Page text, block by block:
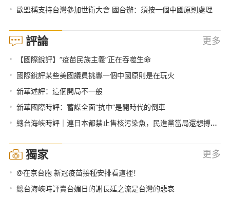
• 歐盟稱支持台灣參加世衛大會 國台辦：須按一個中國原則處理
評論 更多
• 【國際銳評】“疫苗民族主義”正在吞噬生命
• 國際銳評某些美國議員挑釁一個中國原則是在玩火
• 新華述評：這個開局不一般
• 新華國際時評：蓄謀全面“抗中”是開時代的倒車
• 總台海峽時評｜連日本都禁止售核污染魚，民進黨當局還想搏命獻媚？
獨家 更多
• @在京台胞 新冠疫苗接種安排看這裡！
• 總台海峽時評賣台媚日的謝長廷之流是台灣的悲哀